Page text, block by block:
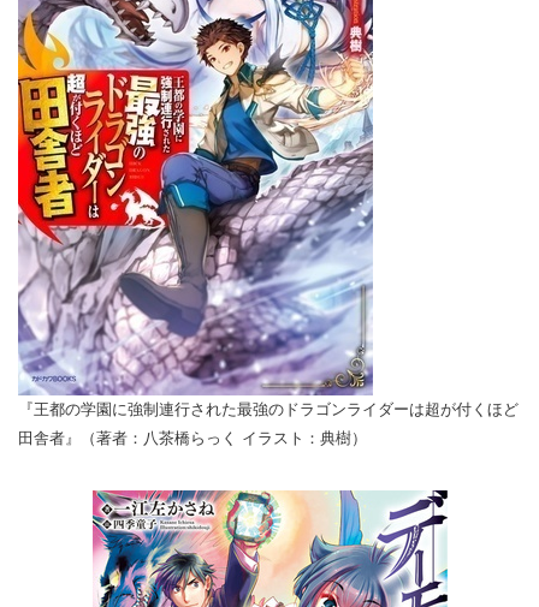
『王都の学園に強制連行された最強のドラゴンライダーは超が付くほど
田舎者』（著者：八茶橋らっく イラスト：典樹）